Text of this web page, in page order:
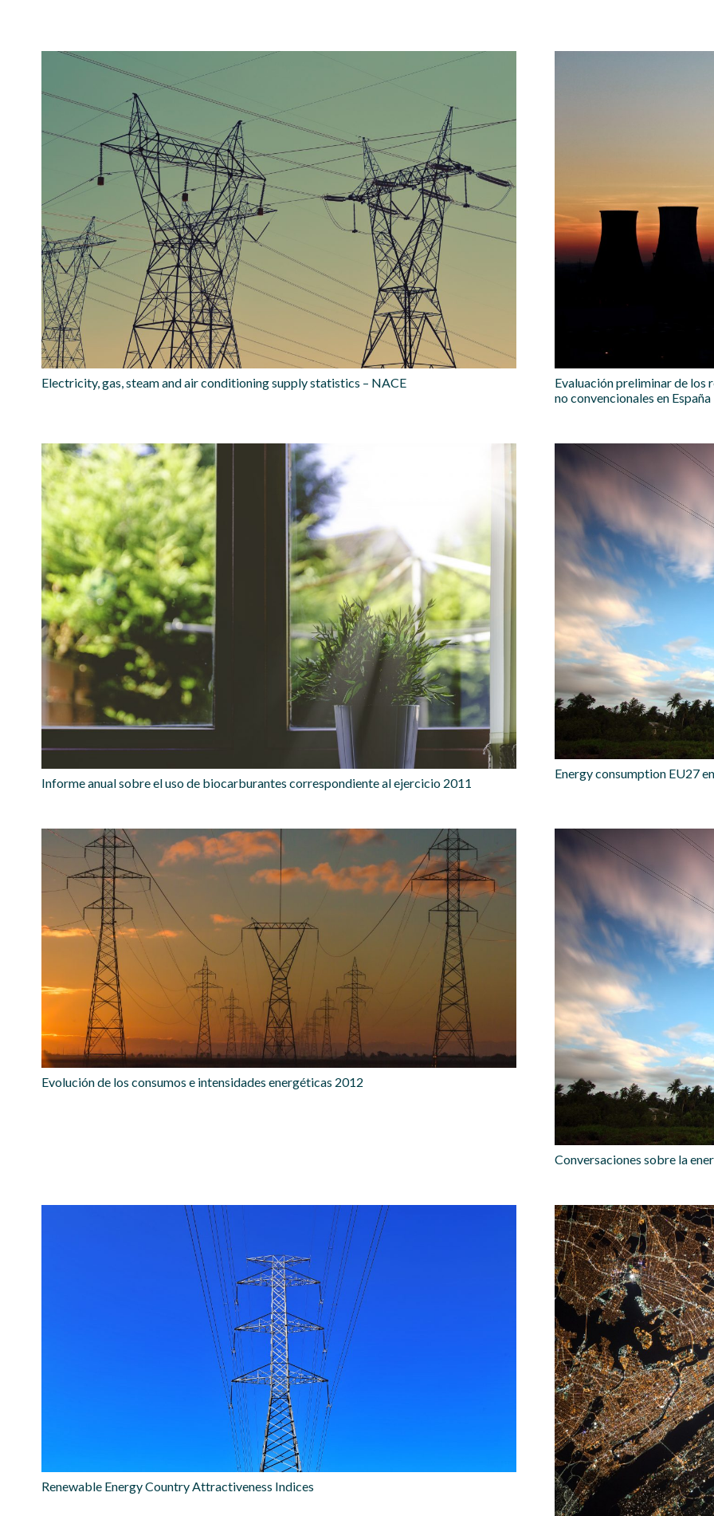
Electricity, gas, steam and air conditioning supply statistics – NACE
Evaluación preliminar de los
no convencionales en España
Informe anual sobre el uso de biocarburantes correspondiente al ejercicio 2011
Energy consumption EU27
Evolución de los consumos e intensidades energéticas 2012
Conversaciones sobre la
Renewable Energy Country Attractiveness Indices